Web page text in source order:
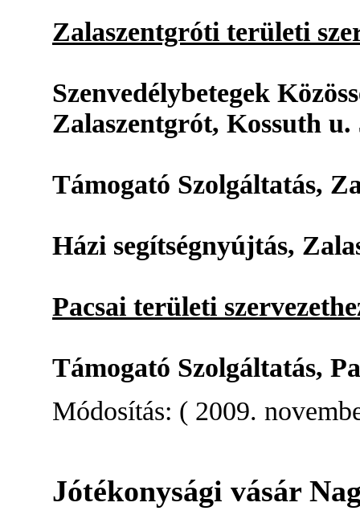
Zalaszentgróti területi
Szenvedélybetegek
Zalaszentgrót, Kossuth u.
Támogató Szolgáltatás,
Házi segítségnyújtás,
Pacsai területi
Támogató Szolgáltatás,
Módosítás: ( 2009.
Jótékonysági vásár